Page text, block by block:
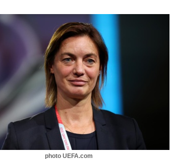
photo UEFA.com